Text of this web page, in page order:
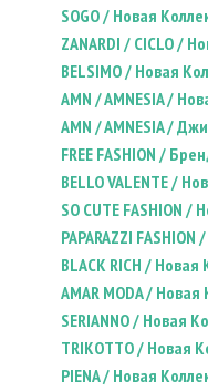
SOGO / Новая
ZANARDI / CICLO /
BELSIMO / Новая
AMN / AMNESIA /
AMN / AMNESIA /
FREE FASHION /
BELLO VALENTE /
SO CUTE FASHION
PAPARAZZI
BLACK RICH /
AMAR MODA /
SERIANNO / Новая
TRIKOTTO / Новая
PIENA / Новая